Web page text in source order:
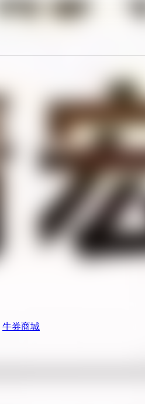
牛券商城